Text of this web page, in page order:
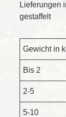
Lieferungen
gestaffelt
Gewicht in
Bis 2
2-5
5-10